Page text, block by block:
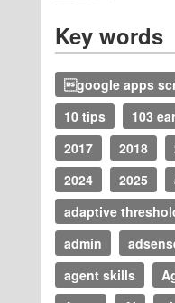
Key words
google apps
10 tips
103
2017
2018
2024
2025
adaptive
admin
agent skills